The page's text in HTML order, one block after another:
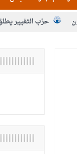
حزب التغيير
النواب
القاضي محمود